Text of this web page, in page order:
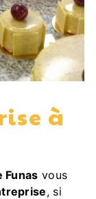
à
Funas vous
, si